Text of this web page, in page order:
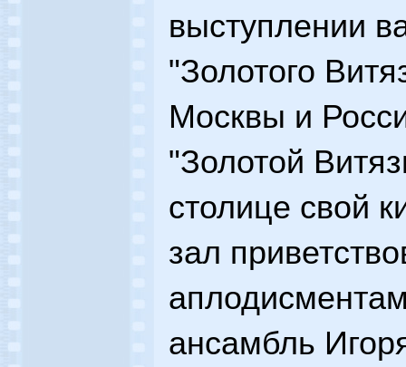
выступлении
"Золотого
Москвы и
"Золотой
столице свой
зал
ансамбль